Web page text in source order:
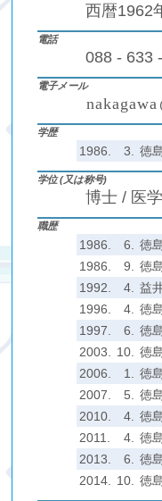
西暦1962
電話
088 - 633
電子メール
nakagawa
学歴
1986. 3. 徳
学位 (又は称号)
博士 / 医
職歴
1986. 6.
徳
1986.
9.
徳
1992.
4.
益
1996.
4.
徳
1997.
6.
徳
2003.
10.
徳
2006.
1.
徳
2007.
5.
徳
2010.
4.
徳
2011.
4.
徳
2013.
6.
徳
2014.
10. 徳